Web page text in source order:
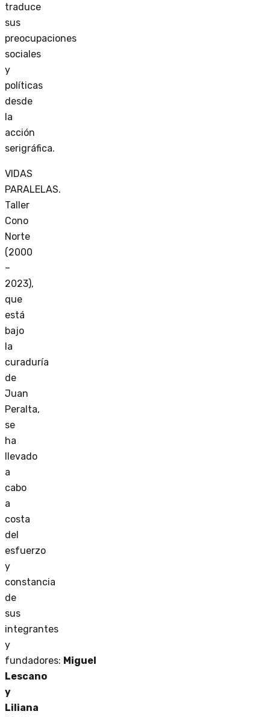
traduce
sus
preocupaciones
sociales
y
políticas
desde
la
acción
serigráfica.
VIDAS
PARALELAS.
Taller
Cono
Norte
(2000
–
2023),
que
está
bajo
la
curaduría
de
Juan
Peralta,
se
ha
llevado
a
cabo
a
costa
del
esfuerzo
y
constancia
de
sus
integrantes
y
fundadores: Miguel
Lescano
y
Liliana